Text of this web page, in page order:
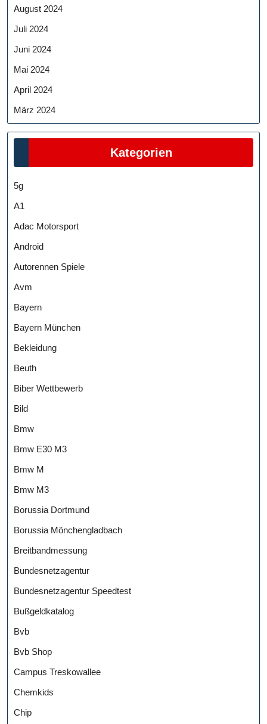
August 2024
Juli 2024
Juni 2024
Mai 2024
April 2024
März 2024
Kategorien
5g
A1
Adac Motorsport
Android
Autorennen Spiele
Avm
Bayern
Bayern München
Bekleidung
Beuth
Biber Wettbewerb
Bild
Bmw
Bmw E30 M3
Bmw M
Bmw M3
Borussia Dortmund
Borussia Mönchengladbach
Breitbandmessung
Bundesnetzagentur
Bundesnetzagentur Speedtest
Bußgeldkatalog
Bvb
Bvb Shop
Campus Treskowallee
Chemkids
Chip